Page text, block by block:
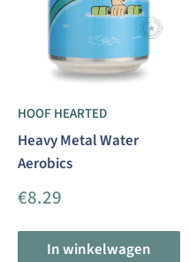
HOOF HEARTED
Heavy Metal Water
Aerobics
Aanbiedingsprijs
€8.29
In winkelwagen